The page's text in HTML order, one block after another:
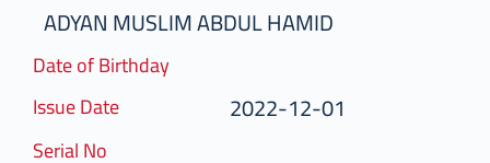
ADYAN MUSLIM ABDUL HAMID
Date of Birthday
Issue Date
2022-12-01
Serial No